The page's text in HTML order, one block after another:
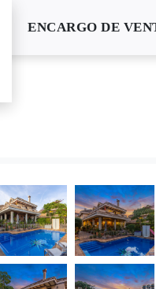
ENCARGO DE